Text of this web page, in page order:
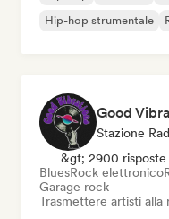
Hip-hop strumentale
Good
Stazione
&gt; 2900 risposte
BluesRock elettronico
Garage rock
Trasmettere artisti alla